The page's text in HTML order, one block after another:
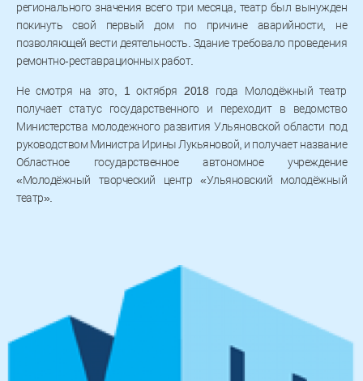
регионального значения всего три месяца, театр был вынужден
покинуть свой первый дом по причине аварийности, не
позволяющей вести деятельность. Здание требовало проведения
ремонтно-реставрационных работ.
Не смотря на это, 1 октября 2018 года Молодёжный театр
получает статус государственного и переходит в ведомство
Министерства молодежного развития Ульяновской области под
руководством Министра Ирины Лукьяновой, и получает название
Областное государственное автономное учреждение
«Молодёжный творческий центр «Ульяновский молодёжный
театр».